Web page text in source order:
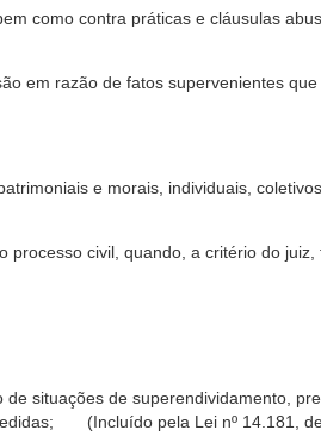
como contra práticas e cláusulas
em razão de fatos supervenientes
e morais, individuais,
civil, quando, a critério do juiz,
situações de superendividamento,
(Incluído pela Lei nº 14.181,